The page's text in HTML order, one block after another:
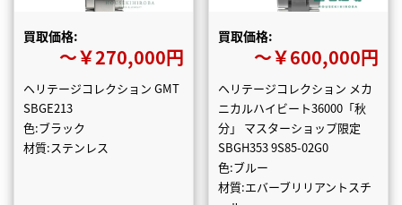
買取価格:
〜￥270,000円
ヘリテージコレクション GMT
SBGE213
色:ブラック
材質:ステンレス
買取価格:
〜￥600,000円
ヘリテージコレクション メカ
ニカルハイビート36000「秋
分」 マスターショップ限定
SBGH353 9S85-02G0
色:ブルー
材質:エバーブリリアントスチ